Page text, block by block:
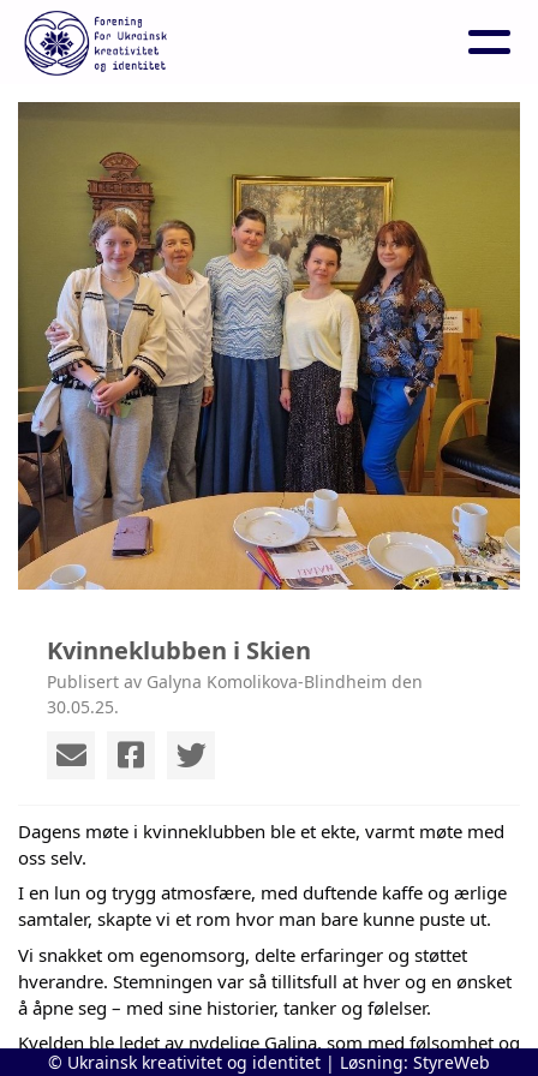
Kvinneklubben i Skien
Publisert av Galyna Komolikova-Blindheim den
30.05.25.
Dagens møte i kvinneklubben ble et ekte, varmt møte med
oss selv.
I en lun og trygg atmosfære, med duftende kaffe og ærlige
samtaler, skapte vi et rom hvor man bare kunne puste ut.
Vi snakket om egenomsorg, delte erfaringer og støttet
hverandre. Stemningen var så tillitsfull at hver og en ønsket
å åpne seg – med sine historier, tanker og følelser.
Kvelden ble ledet av nydelige Galina, som med følsomhet og
varme guidet oss gjennom øvelsene, holdt rommet og
© Ukrainsk kreativitet og identitet | Løsning: StyreWeb